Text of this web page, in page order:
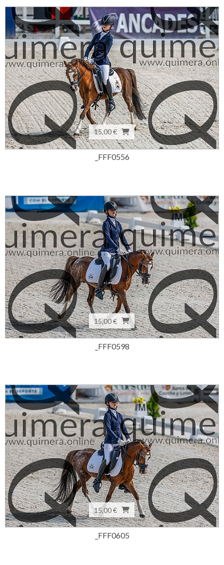
15,00 €
_FFF0556
15,00 €
_FFF0598
15,00 €
_FFF0605